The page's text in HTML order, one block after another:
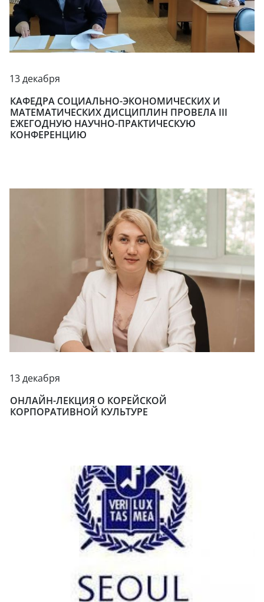
13 декабря
КАФЕДРА СОЦИАЛЬНО-ЭКОНОМИЧЕСКИХ И
МАТЕМАТИЧЕСКИХ ДИСЦИПЛИН ПРОВЕЛА III
ЕЖЕГОДНУЮ НАУЧНО-ПРАКТИЧЕСКУЮ
КОНФЕРЕНЦИЮ
13 декабря
ОНЛАЙН-ЛЕКЦИЯ О КОРЕЙСКОЙ
КОРПОРАТИВНОЙ КУЛЬТУРЕ